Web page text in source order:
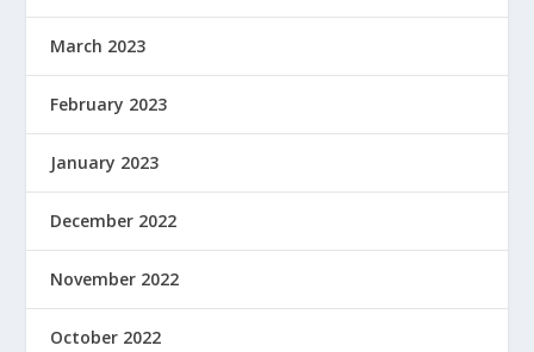
March 2023
February 2023
January 2023
December 2022
November 2022
October 2022